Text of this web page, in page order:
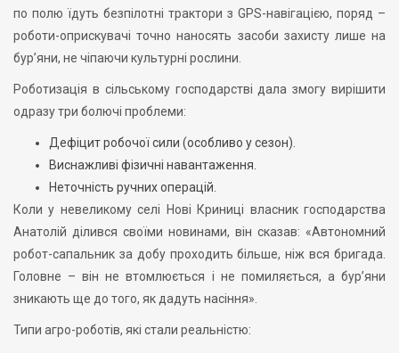
по полю їдуть безпілотні трактори з GPS-навігацією, поряд –
роботи-оприскувачі точно наносять засоби захисту лише на
бур’яни, не чіпаючи культурні рослини.
Роботизація в сільському господарстві дала змогу вирішити
одразу три болючі проблеми:
Дефіцит робочої сили (особливо у сезон).
Виснажливі фізичні навантаження.
Неточність ручних операцій.
Коли у невеликому селі Нові Криниці власник господарства
Анатолій ділився своїми новинами, він сказав: «Автономний
робот-сапальник за добу проходить більше, ніж вся бригада.
Головне – він не втомлюється і не помиляється, а бур’яни
зникають ще до того, як дадуть насіння».
Типи агро-роботів, які стали реальністю: